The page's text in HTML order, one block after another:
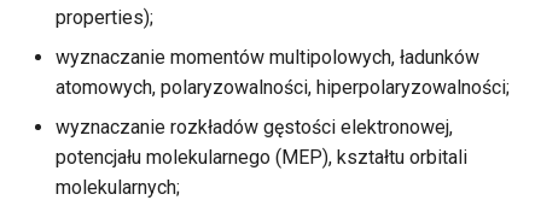
properties);
wyznaczanie momentów multipolowych, ładunków
atomowych, polaryzowalności, hiperpolaryzowalności;
wyznaczanie rozkładów gęstości elektronowej,
potencjału molekularnego (MEP), kształtu orbitali
molekularnych;